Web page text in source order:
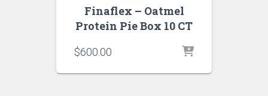
Finaflex – Oatmel
Protein Pie Box 10 CT
$600.00